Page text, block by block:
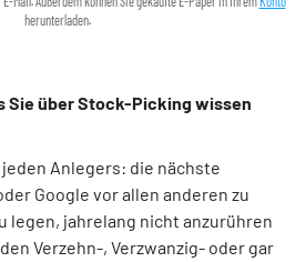
herunterladen.
Sie über Stock-Picking wissen
Anlegers: die nächste
Google vor allen anderen zu
legen, jahrelang nicht anzurühren
Verzehn-, Verzwanzig- oder gar